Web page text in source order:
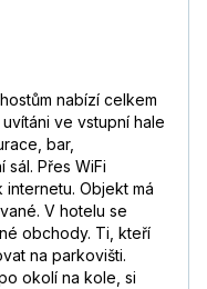
nabízí celkem
ve vstupní hale
bar,
Přes WiFi
Objekt má
V hotelu se
obchody. Ti, kteří
na parkovišti.
okolí na kole, si